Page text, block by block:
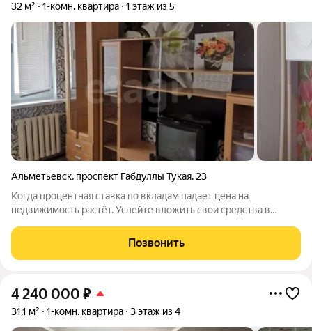
32 м² 1-комн. квартира 1 этаж из 5
Альметьевск, проспект Габдуллы Тукая, 23
Когда процентная ставка по вкладам падает цена на
недвижимость растёт. Успейте вложить свои средства в
деньги работают на вас, пока другие теряют проценты по
вкладам. Эта светлая однокомнатная
Позвонить
4 240 000 ₽
31,1 м² 1-комн. квартира 3 этаж из 4